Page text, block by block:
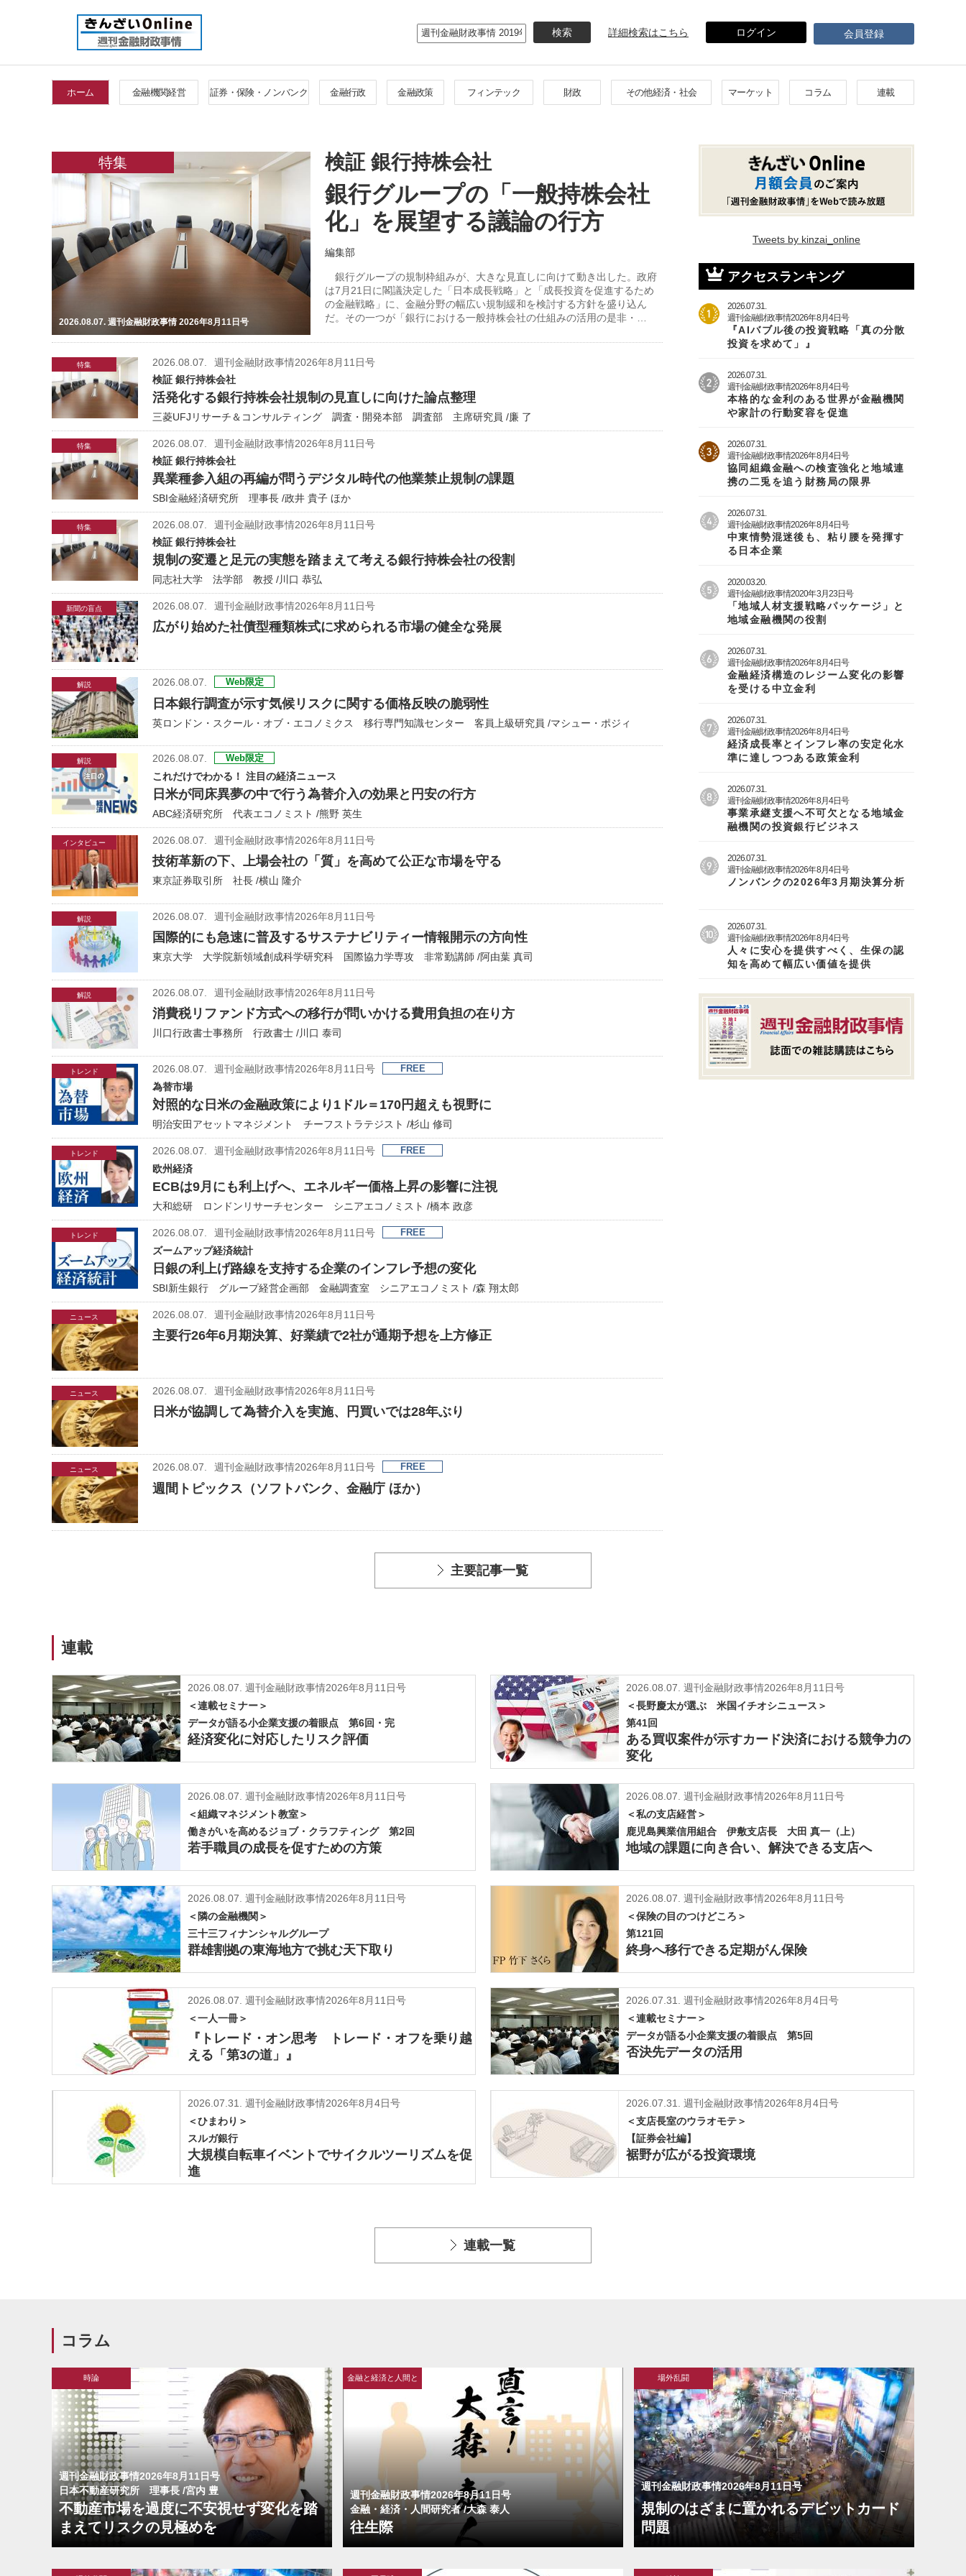
イ
ン
テ
ン
移
動
詳細検索はこちら ログイン 会員登録
ホーム 金融機関経営 証券・保険・ノンバンク 金融行政 金融政策 フィンテック 財政 その他経済・社会 マーケット コラム 連載
2026.08.07. 週刊金融財政事情 2026年8月11日号
特集 検証 銀行持株会社
銀行グループの「一般持株会社
化」を展望する議論の行方
編集部
銀行グループの規制枠組みが、大きな見直しに向けて動き出した。政府
は7月21日に閣議決定した「日本成長戦略」と「成長投資を促進するため
の金融戦略」に、金融分野の幅広い規制緩和を検討する方針を盛り込ん
だ。その一つが「銀行における一般持株会社の仕組みの活用の是非・…
特集 2026.08.07.
週刊金融財政事情2026年8月11日号
検証 銀行持株会社
活発化する銀行持株会社規制の見直しに向けた論点整理
三菱UFJリサーチ＆コンサルティング 調査・開発本部 調査部 主席研究員 /廉 了
特集 2026.08.07.
週刊金融財政事情2026年8月11日号
検証 銀行持株会社
異業種参入組の再編が問うデジタル時代の他業禁止規制の課題
SBI金融経済研究所 理事長 /政井 貴子 ほか
特集 2026.08.07.
週刊金融財政事情2026年8月11日号
検証 銀行持株会社
規制の変遷と足元の実態を踏まえて考える銀行持株会社の役割
同志社大学 法学部 教授 /川口 恭弘
新聞の盲点 2026.08.07. 週刊金融財政事情2026年8月11日号
広がり始めた社債型種類株式に求められる市場の健全な発展
解説 2026.08.07. Web限定
日本銀行調査が示す気候リスクに関する価格反映の脆弱性
英ロンドン・スクール・オブ・エコノミクス 移行専門知識センター 客員上級研究員 /マシュー・ポジィ
解説 2026.08.07. Web限定
これだけでわかる！ 注目の経済ニュース
日米が同床異夢の中で行う為替介入の効果と円安の行方
ABC経済研究所 代表エコノミスト /熊野 英生
インタビュー 2026.08.07. 週刊金融財政事情2026年8月11日号
技術革新の下、上場会社の「質」を高めて公正な市場を守る
東京証券取引所 社長 /横山 隆介
解説 2026.08.07. 週刊金融財政事情2026年8月11日号
国際的にも急速に普及するサステナビリティー情報開示の方向性
東京大学 大学院新領域創成科学研究科 国際協力学専攻 非常勤講師 /阿由葉 真司
解説 2026.08.07. 週刊金融財政事情2026年8月11日号
消費税リファンド方式への移行が問いかける費用負担の在り方
川口行政書士事務所 行政書士 /川口 泰司
トレンド 2026.08.07. 週刊金融財政事情2026年8月11日号 FREE
為替市場
対照的な日米の金融政策により1ドル＝170円超えも視野に
明治安田アセットマネジメント チーフストラテジスト /杉山 修司
トレンド 2026.08.07. 週刊金融財政事情2026年8月11日号 FREE
欧州経済
ECBは9月にも利上げへ、エネルギー価格上昇の影響に注視
大和総研 ロンドンリサーチセンター シニアエコノミスト /橋本 政彦
トレンド 2026.08.07. 週刊金融財政事情2026年8月11日号 FREE
ズームアップ経済統計
日銀の利上げ路線を支持する企業のインフレ予想の変化
SBI新生銀行 グループ経営企画部 金融調査室 シニアエコノミスト /森 翔太郎
ニュース 2026.08.07. 週刊金融財政事情2026年8月11日号
主要行26年6月期決算、好業績で2社が通期予想を上方修正
ニュース 2026.08.07. 週刊金融財政事情2026年8月11日号
日米が協調して為替介入を実施、円買いでは28年ぶり
ニュース 2026.08.07. 週刊金融財政事情2026年8月11日号 FREE
週間トピックス（ソフトバンク、金融庁 ほか）
Tweets by kinzai_online
アクセスランキング
2026.07.31.
週刊金融財政事情2026年8月4日号
『AIバブル後の投資戦略「真の分散
投資を求めて」』
2026.07.31.
週刊金融財政事情2026年8月4日号
本格的な金利のある世界が金融機関
や家計の行動変容を促進
2026.07.31.
週刊金融財政事情2026年8月4日号
協同組織金融への検査強化と地域連
携の二兎を追う財務局の限界
2026.07.31.
週刊金融財政事情2026年8月4日号
中東情勢混迷後も、粘り腰を発揮す
る日本企業
2020.03.20.
週刊金融財政事情2020年3月23日号
「地域人材支援戦略パッケージ」と
地域金融機関の役割
2026.07.31.
週刊金融財政事情2026年8月4日号
金融経済構造のレジーム変化の影響
を受ける中立金利
2026.07.31.
週刊金融財政事情2026年8月4日号
経済成長率とインフレ率の安定化水
準に達しつつある政策金利
2026.07.31.
週刊金融財政事情2026年8月4日号
事業承継支援へ不可欠となる地域金
融機関の投資銀行ビジネス
2026.07.31.
週刊金融財政事情2026年8月4日号
ノンバンクの2026年3月期決算分析
2026.07.31.
週刊金融財政事情2026年8月4日号
人々に安心を提供すべく、生保の認
知を高めて幅広い価値を提供
主要記事一覧
連載
2026.08.07. 週刊金融財政事情2026年8月11日号
＜連載セミナー＞
データが語る小企業支援の着眼点 第6回・完
経済変化に対応したリスク評価
2026.08.07. 週刊金融財政事情2026年8月11日号
＜長野慶太が選ぶ 米国イチオシニュース＞
第41回
ある買収案件が示すカード決済における競争力の
変化
2026.08.07. 週刊金融財政事情2026年8月11日号
＜組織マネジメント教室＞
働きがいを高めるジョブ・クラフティング 第2回
若手職員の成長を促すための方策
2026.08.07. 週刊金融財政事情2026年8月11日号
＜私の支店経営＞
鹿児島興業信用組合 伊敷支店長 大田 真一（上）
地域の課題に向き合い、解決できる支店へ
2026.08.07. 週刊金融財政事情2026年8月11日号
＜隣の金融機関＞
三十三フィナンシャルグループ
群雄割拠の東海地方で挑む天下取り
2026.08.07. 週刊金融財政事情2026年8月11日号
＜保険の目のつけどころ＞
第121回
終身へ移行できる定期がん保険
2026.08.07. 週刊金融財政事情2026年8月11日号
＜一人一冊＞
『トレード・オン思考 トレード・オフを乗り越
える「第3の道」』
2026.07.31. 週刊金融財政事情2026年8月4日号
＜連載セミナー＞
データが語る小企業支援の着眼点 第5回
否決先データの活用
2026.07.31.
週刊金融財政事情2026年8月4日号
＜ひまわり＞
スルガ銀行
大規模自転車イベントでサイクルツーリズムを促
進
2026.07.31.
週刊金融財政事情2026年8月4日号
＜支店長室のウラオモテ＞
【証券会社編】
裾野が広がる投資環境
連載一覧
コラム
時論
週刊金融財政事情2026年8月11日号
日本不動産研究所 理事長 /宮内 豊
不動産市場を過度に不安視せず変化を踏
まえてリスクの見極めを
金融と経済と人間と
週刊金融財政事情2026年8月11日号
金融・経済・人間研究者 /大森 泰人
往生際
場外乱闘
週刊金融財政事情2026年8月11日号
規制のはざまに置かれるデビットカード
問題